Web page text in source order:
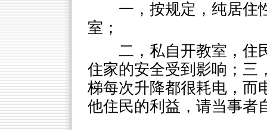
一，按规定，纯居住
室；
二，私自开教室，住
住家的安全受到影响；三
梯每次升降都很耗电，而
他住民的利益，请当事者